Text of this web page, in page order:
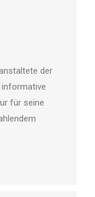
der
informative
für seine